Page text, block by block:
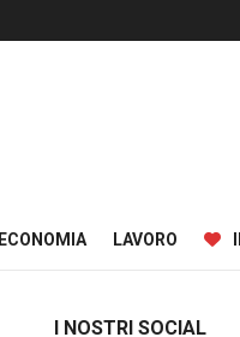
ECONOMIA LAVORO
I NOSTRI SOCIAL